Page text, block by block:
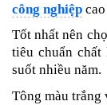
công nghiệp
Tốt nhất nên
tiêu chuẩn
suốt nhiều năm.
Tông màu trắng